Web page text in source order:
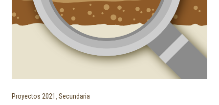
Proyectos 2021 Secundaria